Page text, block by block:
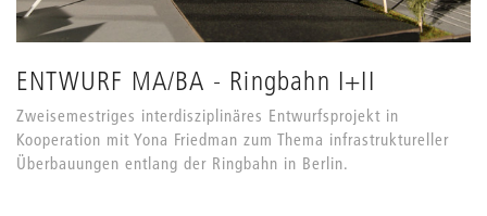
ENTWURF MA/BA - Ringbahn I+II
Zweisemestriges interdisziplinäres Entwurfsprojekt in
Kooperation mit Yona Friedman zum Thema infrastruktureller
Überbauungen entlang der Ringbahn in Berlin.